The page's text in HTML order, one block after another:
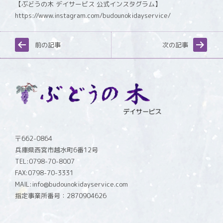
【ぶどうの木 デイサービス 公式インスタグラム】
https://www.instagram.com/budounokidayservice/
前の記事 次の記事
〒662-0864
兵庫県西宮市越水町6番12号
TEL:0798-70-8007
FAX:0798-70-3331
MAIL:info@budounokidayservice.com
指定事業所番号：2870904626